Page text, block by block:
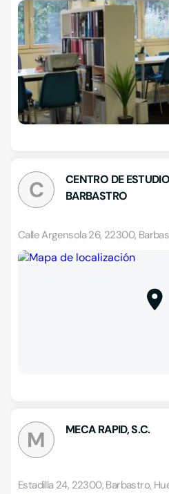
C
CENTRO DE
BARBASTRO
Calle Argensola 26, 22300,
M MECA RAPID, S.C.
Estadilla 24, 22300, Barbastro,